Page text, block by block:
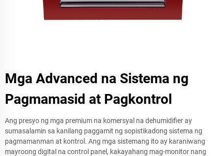
Mga Advanced na Sistema ng
Pagmamasid at Pagkontrol
Ang presyo ng mga premium na komersyal na dehumidifier ay
sumasalamin sa kanilang paggamit ng sopistikadong sistema ng
pagmamanman at kontrol. Ang mga sistemang ito ay karaniwang
mayroong digital na control panel, kakayahang mag-monitor nang